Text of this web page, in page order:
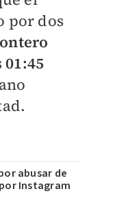
por dos
01:45
abusar de
Instagram